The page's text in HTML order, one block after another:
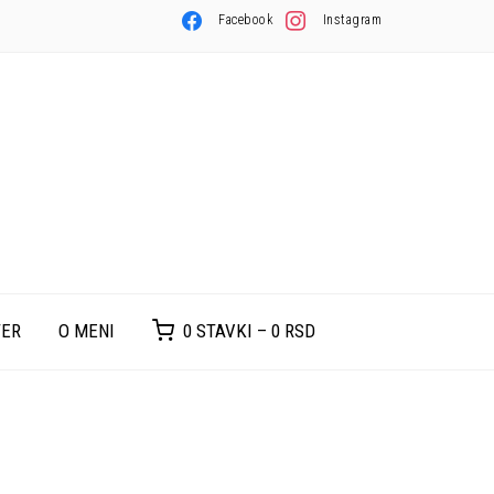
Facebook Instagram
O MENI 0 STAVKI – 0 RSD